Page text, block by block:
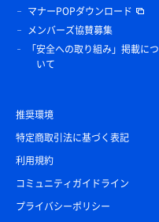
マナーPOPダウンロード
メンバーズ協賛募集
「安全への取り組み」掲載につ
いて
推奨環境
特定商取引法に基づく表記
利用規約
コミュニティガイドライン
プライバシーポリシー